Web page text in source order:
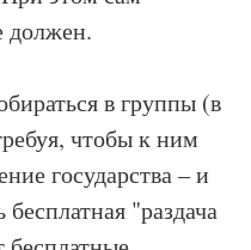
должен.
в группы (в
чтобы к ним
государства – и
"раздача